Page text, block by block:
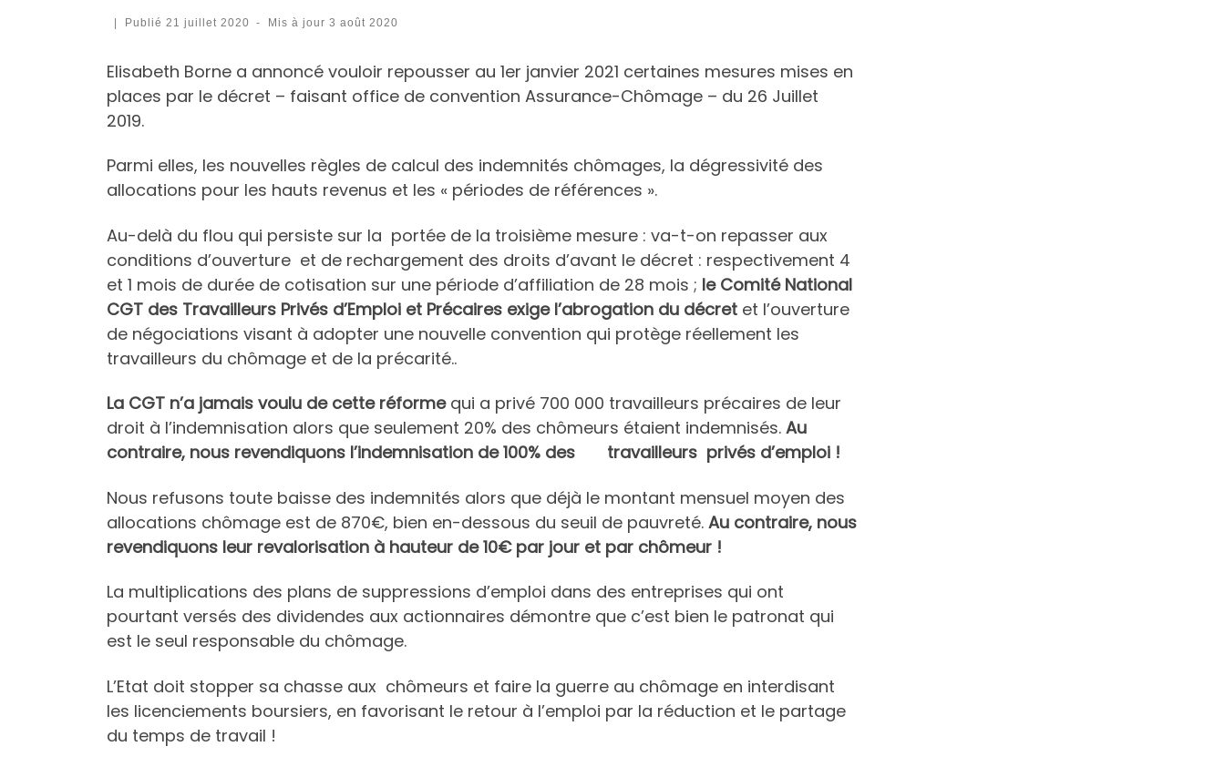
| Publié 21 juillet 2020 - Mis à jour3 août 2020
Elisabeth Borne a annoncé vouloir repousser au 1er janvier 2021 certaines mesures mises en
places par le décret – faisant office de convention Assurance-Chômage – du 26 Juillet
2019.
Parmi elles, les nouvelles règles de calcul des indemnités chômages, la dégressivité des
allocations pour les hauts revenus et les « périodes de références ».
Au-delà du flou qui persiste sur la portée de la troisième mesure : va-t-on repasser aux
conditions d’ouverture et de rechargement des droits d’avant le décret : respectivement 4
et 1 mois de durée de cotisation sur une période d’affiliation de 28 mois ; le Comité National
CGT des Travailleurs Privés d’Emploi et Précaires exige l’abrogation du décret et l’ouverture
de négociations visant à adopter une nouvelle convention qui protège réellement les
travailleurs du chômage et de la précarité..
La CGT n’a jamais voulu de cette réforme qui a privé 700 000 travailleurs précaires de leur
droit à l’indemnisation alors que seulement 20% des chômeurs étaient indemnisés. Au
contraire, nous revendiquons l’indemnisation de 100% des travailleurs privés d’emploi !
Nous refusons toute baisse des indemnités alors que déjà le montant mensuel moyen des
allocations chômage est de 870€, bien en-dessous du seuil de pauvreté. Au contraire, nous
revendiquons leur revalorisation à hauteur de 10€ par jour et par chômeur !
La multiplications des plans de suppressions d’emploi dans des entreprises qui ont
pourtant versés des dividendes aux actionnaires démontre que c’est bien le patronat qui
est le seul responsable du chômage.
L’Etat doit stopper sa chasse aux chômeurs et faire la guerre au chômage en interdisant
les licenciements boursiers, en favorisant le retour à l’emploi par la réduction et le partage
du temps de travail !